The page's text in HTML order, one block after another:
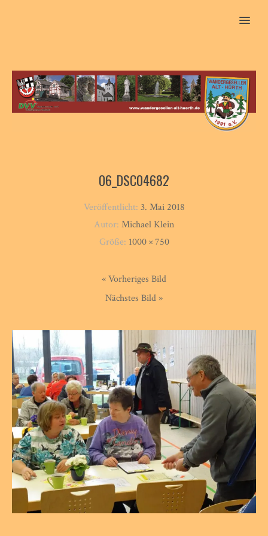
MENU
06_DSC04682
Veröffentlicht: 3. Mai 2018
Autor: Michael Klein
Größe: 1000 × 750
« Vorheriges Bild
Nächstes Bild »